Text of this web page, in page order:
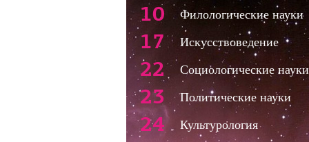
10 Филологические науки
17 Искусствоведение
22 Социологические науки
23 Политические науки
24 Культурология